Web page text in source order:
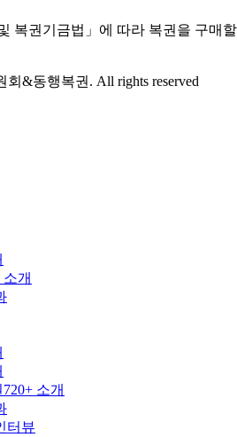
복권기금법」에 따라 복권을 구매할
회&동행복권. All rights reserved
소개
소개
터뷰